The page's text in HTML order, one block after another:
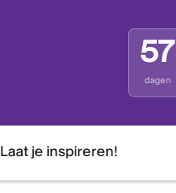
57
dagen
Laat je inspireren!